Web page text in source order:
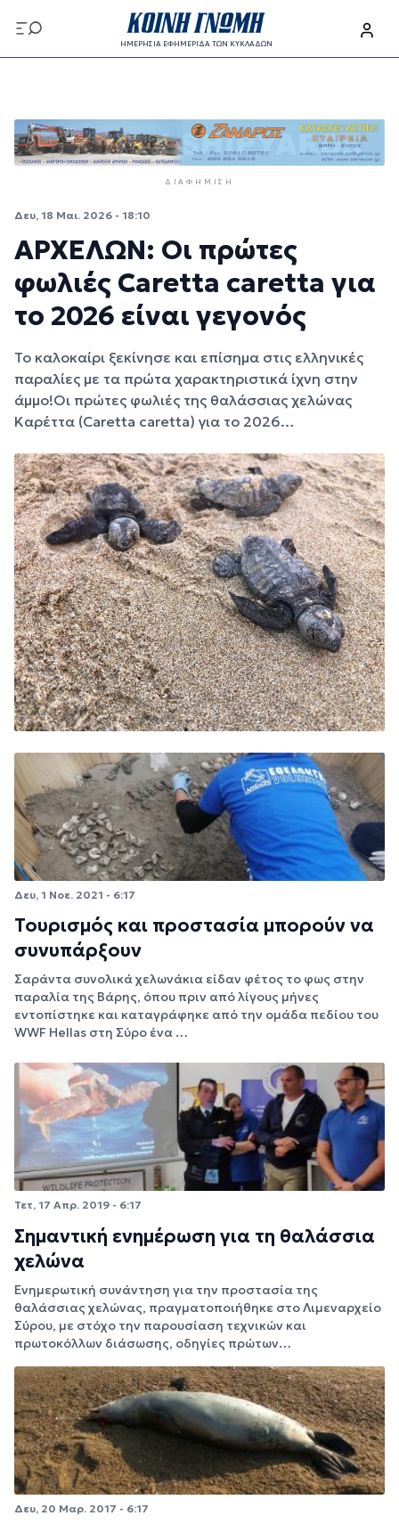
Παράκαμψη προς το κυρίως περιεχόμενο
ΗΜΕΡΗΣΙΑ ΕΦΗΜΕΡΙΔΑ ΤΩΝ ΚΥΚΛΑΔΩΝ
ΔΙΑΦΉΜΙΣΗ
Δευ, 18 Μαι. 2026 - 18:10
ΑΡΧΕΛΩΝ: Οι πρώτες
φωλιές Caretta caretta για
το 2026 είναι γεγονός
Το καλοκαίρι ξεκίνησε και επίσημα στις ελληνικές
παραλίες με τα πρώτα χαρακτηριστικά ίχνη στην
άμμο!Οι πρώτες φωλιές της θαλάσσιας χελώνας
Καρέττα (Caretta caretta) για το 2026…
Δευ, 1 Νοε. 2021 - 6:17
Τουρισμός και προστασία μπορούν να
συνυπάρξουν
Σαράντα συνολικά χελωνάκια είδαν φέτος το φως στην
παραλία της Βάρης, όπου πριν από λίγους μήνες
εντοπίστηκε και καταγράφηκε από την ομάδα πεδίου του
WWF Hellas στη Σύρο ένα …
Τετ, 17 Απρ. 2019 - 6:17
Σημαντική ενημέρωση για τη θαλάσσια
χελώνα
Ενημερωτική συνάντηση για την προστασία της
θαλάσσιας χελώνας, πραγματοποιήθηκε στο Λιμεναρχείο
Σύρου, με στόχο την παρουσίαση τεχνικών και
πρωτοκόλλων διάσωσης, οδηγίες πρώτων…
Δευ, 20 Μαρ. 2017 - 6:17